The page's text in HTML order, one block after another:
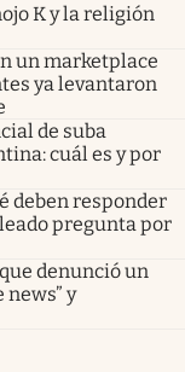
K y la religión
un marketplace
ya levantaron
de suba
cuál es y por
deben responder
pregunta por
denunció un
y